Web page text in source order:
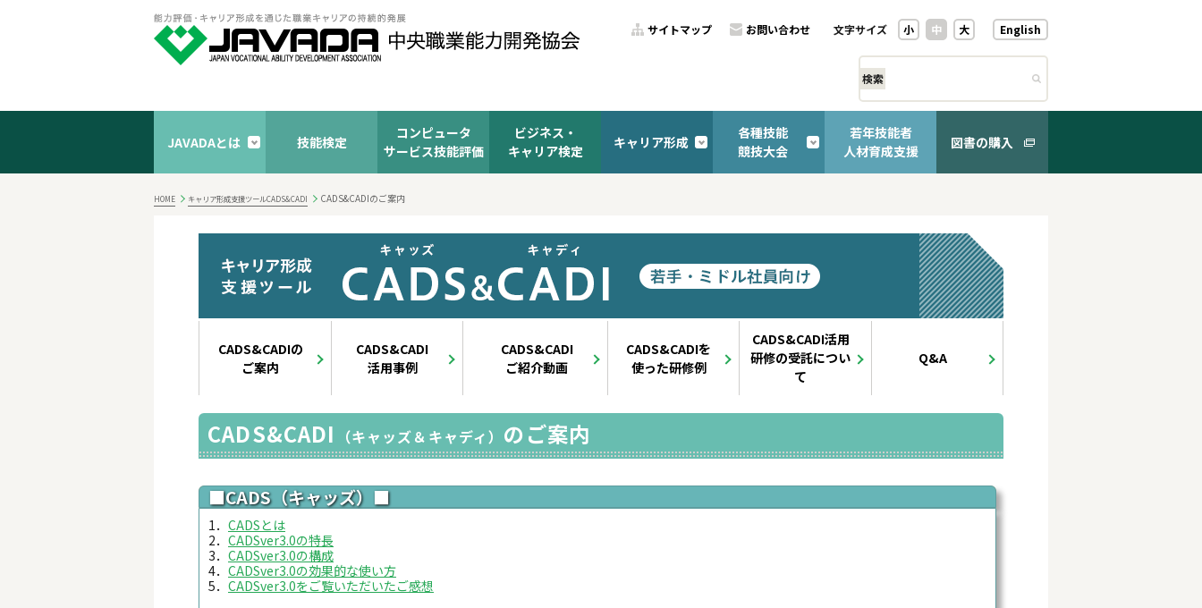
サイトマップ お問い合わせ 文字サイズ 小 中 大 English
検索
JAVADAとは 技能検定
コンピュータ
サービス技能評価
ビジネス・
キャリア検定
キャリア形成
各種技能
競技大会
若年技能者
人材育成支援
図書の購入
HOME キャリア形成支援ツールCADS&CADI CADS&CADIのご案内
CADS&CADIの
ご案内
CADS&CADI
活用事例
CADS&CADI
ご紹介動画
CADS&CADIを
使った研修例
CADS&CADI活用
研修の受託につい
て
Q&A
CADS&CADI （キャッズ＆キャディ） のご案内
■CADS（キャッズ）■
1． CADSとは
2． CADSver3.0の特長
3． CADSver3.0の構成
4． CADSver3.0の効果的な使い方
5． CADSver3.0をご覧いただいたご感想